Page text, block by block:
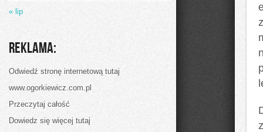
« lip
Reklama:
Odwiedź stronę internetową tutaj
www.ogorkiewicz.com.pl
Przeczytaj całość
Dowiedz się więcej tutaj